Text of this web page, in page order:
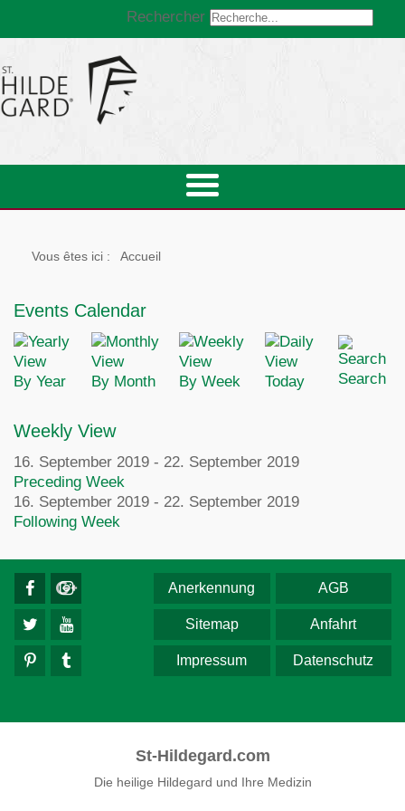
Rechercher
Vous êtes ici : Accueil
Events Calendar
By Year By Month By Week Today Search
Weekly View
16. September 2019 - 22. September 2019
Preceding Week
16. September 2019 - 22. September 2019
Following Week
AGB
Anerkennung
Anfahrt
Sitemap
Datenschutz
Impressum
St-Hildegard.com
Die heilige Hildegard und Ihre Medizin